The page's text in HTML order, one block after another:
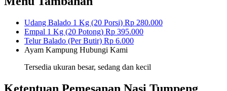
Udang Balado 1 Kg (20 Porsi) Rp 280.000
Empal 1 Kg (20 Potong) Rp 395.000
Telur Balado (Per Butir) Rp 6.000
Ayam Kampung Hubungi Kami
Tersedia ukuran besar, sedang dan kecil